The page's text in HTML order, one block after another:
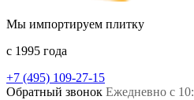
Мы импортируем плитку
c 1995 года
+7 (495) 109-27-15
Обратный звонок Ежедневно с